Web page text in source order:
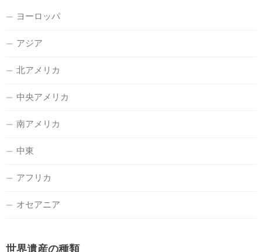
ヨーロッパ
アジア
北アメリカ
中央アメリカ
南アメリカ
中東
アフリカ
オセアニア
世界遺産の種類